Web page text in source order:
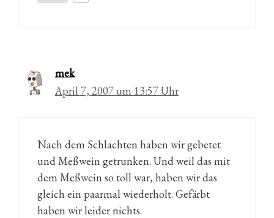
mek
April 7, 2007 um 13:57 Uhr
Nach dem Schlachten haben wir gebetet
und Meßwein getrunken. Und weil das mit
dem Meßwein so toll war, haben wir das
gleich ein paarmal wiederholt. Gefärbt
haben wir leider nichts.